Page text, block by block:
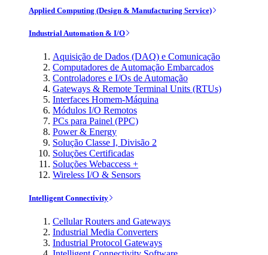
Applied Computing (Design & Manufacturing Service)
Industrial Automation & I/O
Aquisição de Dados (DAQ) e Comunicação
Computadores de Automação Embarcados
Controladores e I/Os de Automação
Gateways & Remote Terminal Units (RTUs)
Interfaces Homem-Máquina
Módulos I/O Remotos
PCs para Painel (PPC)
Power & Energy
Solução Classe I, Divisão 2
Soluções Certificadas
Soluções Webaccess +
Wireless I/O & Sensors
Intelligent Connectivity
Cellular Routers and Gateways
Industrial Media Converters
Industrial Protocol Gateways